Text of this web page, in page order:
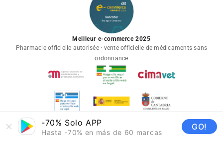
-70% Solo APP
Hasta -70% en más de 60 marcas
GO!
Meilleur e-commerce 2025
Pharmacie officielle autorisée · vente officielle de médicaments sans
ordonnance